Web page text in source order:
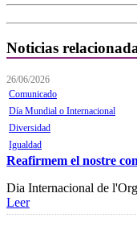
Noticias
26/06/2026
Comunicado
Día Mundial o Internacional
Diversidad
Igualdad
Reafirmem el nostre
Dia Internacional de
Leer